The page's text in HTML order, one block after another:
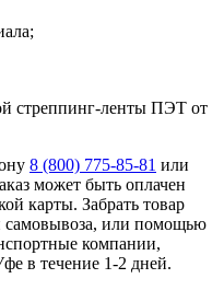
стреппинг-ленты ПЭТ от
8 (800) 775-85-81 или
может быть оплачен
карты. Забрать товар
самовывоза, или помощью
компании,
в течение 1-2 дней.